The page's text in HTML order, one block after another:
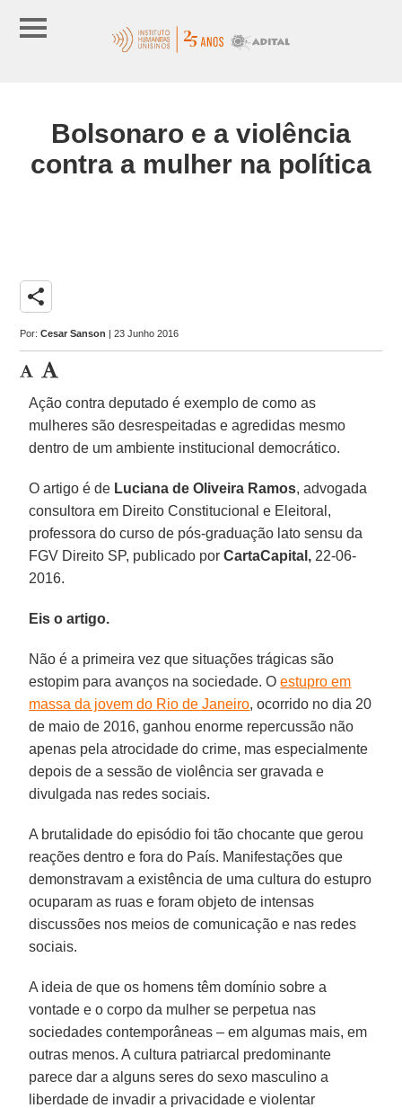
Bolsonaro e a violência
contra a mulher na política
share
Por:Cesar Sanson | 23 Junho 2016
Ação contra deputado é exemplo de como as
mulheres são desrespeitadas e agredidas mesmo
dentro de um ambiente institucional democrático.
O artigo é de Luciana de Oliveira Ramos, advogada
consultora em Direito Constitucional e Eleitoral,
professora do curso de pós-graduação lato sensu da
FGV Direito SP, publicado porCartaCapital, 22-06-
2016.
Eis o artigo.
Não é a primeira vez que situações trágicas são
estopim para avanços na sociedade. Oestupro em
massa da jovem do Rio de Janeiro, ocorrido no dia 20
de maio de 2016, ganhou enorme repercussão não
apenas pela atrocidade do crime, mas especialmente
depois de a sessão de violência ser gravada e
divulgada nas redes sociais.
A brutalidade do episódio foi tão chocante que gerou
reações dentro e fora do País. Manifestações que
demonstravam a existência de uma cultura do estupro
ocuparam as ruas e foram objeto de intensas
discussões nos meios de comunicação e nas redes
sociais.
A ideia de que os homens têm domínio sobre a
vontade e o corpo da mulher se perpetua nas
sociedades contemporâneas – em algumas mais, em
outras menos. A cultura patriarcal predominante
parece dar a alguns seres do sexo masculino a
liberdade de invadir a privacidade e violentar